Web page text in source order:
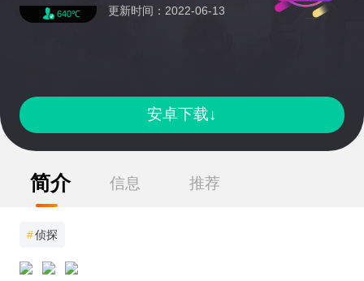
640℃
更新时间：2022-06-13
安卓下载↓
简介 信息 推荐
#侦探